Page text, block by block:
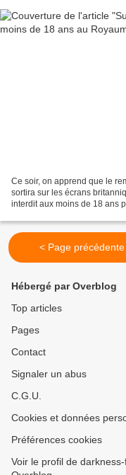
Ce soir, on apprend que le
sortira sur les écrans
interdit aux moins de 18 ans
< Page précédente
Hébergé par Overblog
Top articles
Pages
Contact
Signaler un abus
C.G.U.
Cookies et données
Préférences cookies
Voir le profil de